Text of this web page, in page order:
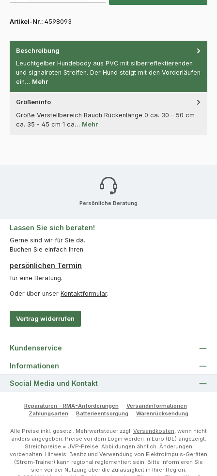
Artikel-Nr.: 4598093
Beschreibung
Leuchtgelber Hundebody aus PVC mit silberreflektierenden
und signalroten Streifen. Der Hund steigt mit den Vorderläufen
ein… Mehr
Größeninfo
Größe Verstellbereich Bauch Rückenlänge 0 ca. 30 - 50 cm
ca. 35 - 45 cm 1 ca… Mehr
Persönliche Beratung
Lassen Sie sich beraten!
Gerne sind wir für Sie da.
Buchen Sie einfach Ihren
persönlichen Termin
für eine Beratung.
Oder über unser Kontaktformular.
Vertrag widerrufen
Kundenservice
Informationen
Social Media und Kontakt
Reparaturen – RMA-Anforderungen
Versandinformationen
Zahlungsarten
Batterieentsorgung Warenrücksendung
Alle Preise inkl. gesetzl. Mehrwertsteuer zzgl. Versandkosten, wenn nicht
anders angegeben. Preise vor dem Login werden in Euro (DE) angezeigt.
Streichpreise = UVP-Preise. Abbildungen ähnlich. Änderungen
vorbehalten. Hinweis: Besitz und Verwendung von Elektroimpuls-Geräten
(Strom-Trainer) kann regional reglementiert sein. Bitte informieren Sie
sich vor der Nutzung über die Zulässigkeit in Ihrer Region.